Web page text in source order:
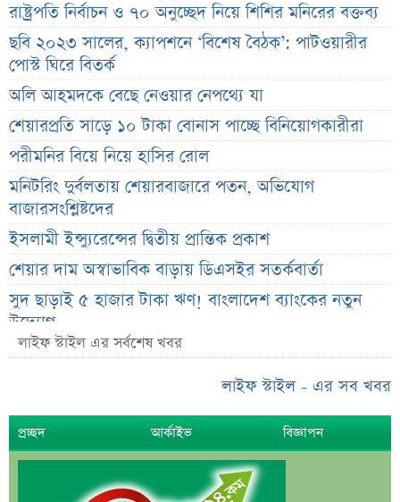
রাষ্ট্রপতি নির্বাচন ও ৭০ অনুচ্ছেদ নিয়ে শিশির মনিরের বক্তব্য
ছবি ২০২৩ সালের, ক্যাপশনে ‘বিশেষ বৈঠক’: পাটওয়ারীর
পোস্ট ঘিরে বিতর্ক
অলি আহমদকে বেছে নেওয়ার নেপথ্যে যা
শেয়ারপ্রতি সাড়ে ১০ টাকা বোনাস পাচ্ছে বিনিয়োগকারীরা
পরীমনির বিয়ে নিয়ে হাসির রোল
মনিটরিং দুর্বলতায় শেয়ারবাজারে পতন, অভিযোগ
বাজারসংশ্লিষ্টদের
ইসলামী ইন্স্যুরেন্সের দ্বিতীয় প্রান্তিক প্রকাশ
শেয়ার দাম অস্বাভাবিক বাড়ায় ডিএসইর সতর্কবার্তা
সুদ ছাড়াই ৫ হাজার টাকা ঋণ! বাংলাদেশ ব্যাংকের নতুন
উদ্যোগ
ওবায়দুল কাদেরের কথিত নির্দেশের কল রেকর্ড এখন
রাষ্ট্রপতি নির্বাচনে নামছে জামায়াত, আলোচনায় যে ৩ নাম
দেবকে কটাক্ষ করে জিতের মন্তব্য
বাংলাদেশ-ভারত সম্পর্কে নতুন সমীকরণ
লাইফ স্টাইল এর সর্বশেষ খবর
লাইফ স্টাইল - এর সব খবর
প্রচ্ছদ আর্কাইভ বিজ্ঞাপন